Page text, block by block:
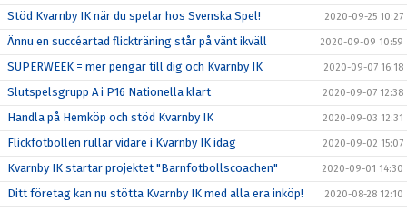
Stöd Kvarnby IK när du spelar hos Svenska Spel! 2020-09-25 10:27
Ännu en succéartad flickträning står på vänt ikväll 2020-09-09 10:59
SUPERWEEK = mer pengar till dig och Kvarnby IK 2020-09-07 16:18
Slutspelsgrupp A i P16 Nationella klart 2020-09-07 12:38
Handla på Hemköp och stöd Kvarnby IK 2020-09-03 12:31
Flickfotbollen rullar vidare i Kvarnby IK idag 2020-09-02 15:07
Kvarnby IK startar projektet "Barnfotbollscoachen" 2020-09-01 14:30
Ditt företag kan nu stötta Kvarnby IK med alla era inköp! 2020-08-28 12:10